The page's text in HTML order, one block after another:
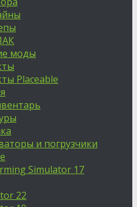
моды
Placeable
и погрузчики
Simulator 17
22